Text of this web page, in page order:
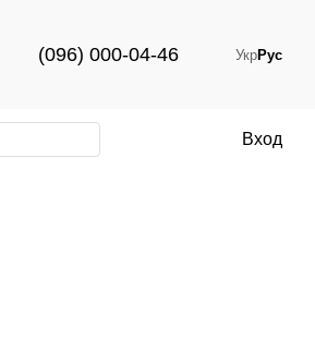
(096) 000-04-46 УкрРус
Вход